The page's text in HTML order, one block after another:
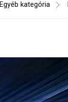
Egyéb kategória